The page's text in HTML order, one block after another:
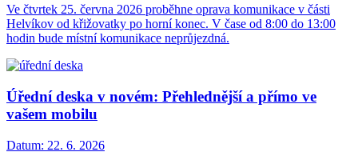
Ve čtvrtek 25. června 2026 proběhne oprava komunikace v části
Helvíkov od křižovatky po horní konec. V čase od 8:00 do 13:00
hodin bude místní komunikace neprůjezdná.
Úřední deska v novém: Přehlednější a přímo ve
vašem mobilu
Datum: 22. 6. 2026